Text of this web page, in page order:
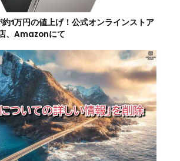
1万円の値上げ！公式オンラインストア
、Amazonにて